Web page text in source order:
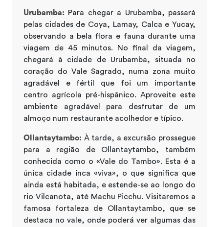
Urubamba: Para chegar a Urubamba, passará
pelas cidades de Coya, Lamay, Calca e Yucay,
observando a bela flora e fauna durante uma
viagem de 45 minutos. No final da viagem,
chegará à cidade de Urubamba, situada no
coração do Vale Sagrado, numa zona muito
agradável e fértil que foi um importante
centro agrícola pré-hispânico. Aproveite este
ambiente agradável para desfrutar de um
almoço num restaurante acolhedor e típico.
Ollantaytambo: À tarde, a excursão prossegue
para a região de Ollantaytambo, também
conhecida como o «Vale do Tambo». Esta é a
única cidade inca «viva», o que significa que
ainda está habitada, e estende-se ao longo do
rio Vilcanota, até Machu Picchu. Visitaremos a
famosa fortaleza de Ollantaytambo, que se
destaca no vale, onde poderá ver algumas das